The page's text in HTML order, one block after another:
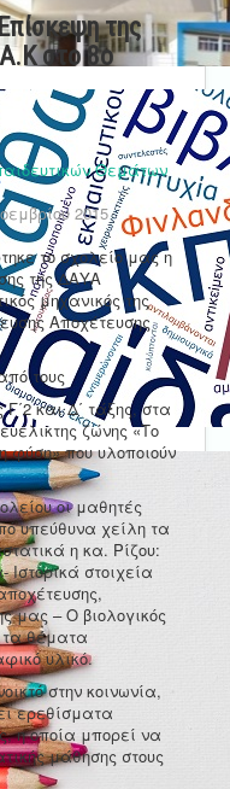
της
στο 8o
Θεμάτων
2015
το σχολείο μας η
της ΔΑΥΑ
μηχανικός της
Αποχέτευσης
τους
και Δ΄ τάξης, στα
ζώνης «Το
φύση» που υλοποιούν
οι μαθητές
υπεύθυνα χείλη τα
η κα. Ρίζου:
Ιστορικά στοιχεία
μας – Ο βιολογικός
τα θέματα
υλικό.
στην κοινωνία,
ερεθίσματα
η οποία μπορεί να
μάθησης στους